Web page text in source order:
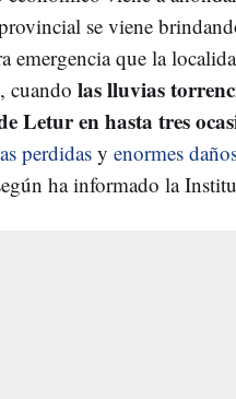
se viene
emergencia que la
cuando las lluvias
Letur en hasta tres
perdidas y enormes
ha informado la